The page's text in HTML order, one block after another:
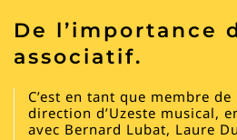
De l’importance
associatif.
C’est en tant que membre
direction d’Uzeste musical,
avec Bernard Lubat, Laure